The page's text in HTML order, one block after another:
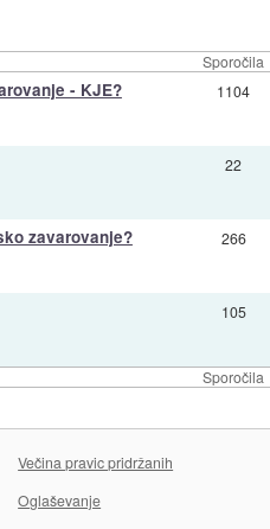
Sporočila
Sporočila
- KJE? 1104
22
zavarovanje? 266
105
Večina pravic pridržanih
Oglaševanje